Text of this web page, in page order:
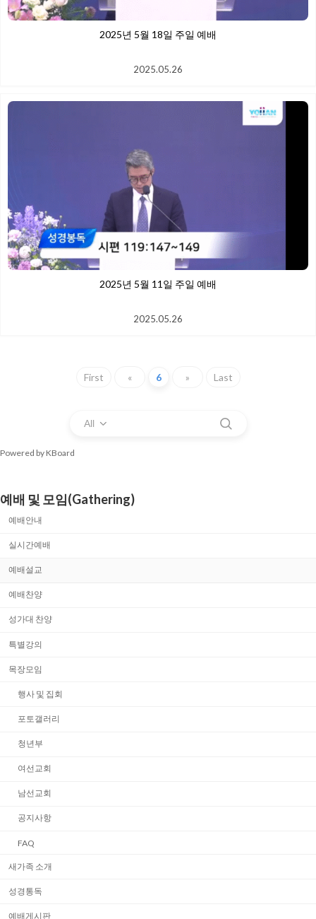
2025년 5월 18일 주일 예배
2025.05.26
2025년 5월 11일 주일 예배
2025.05.26
First « 6 » Last
All
Powered by KBoard
예배 및 모임(Gathering)
예배안내
실시간예배
예배설교
예배찬양
성가대 찬양
특별강의
목장모임
행사 및 집회
포토갤러리
청년부
여선교회
남선교회
공지사항
FAQ
새가족 소개
성경통독
예배게시판